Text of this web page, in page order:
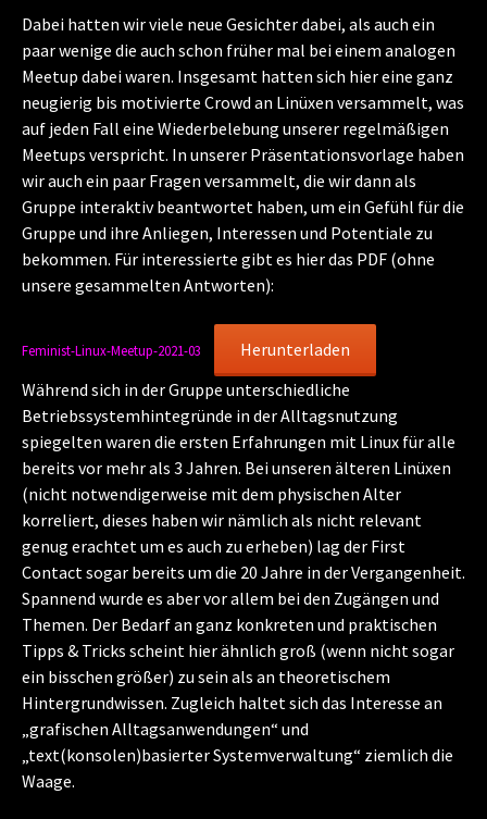
Dabei hatten wir viele neue Gesichter dabei, als auch ein
paar wenige die auch schon früher mal bei einem analogen
Meetup dabei waren. Insgesamt hatten sich hier eine ganz
neugierig bis motivierte Crowd an Linüxen versammelt, was
auf jeden Fall eine Wiederbelebung unserer regelmäßigen
Meetups verspricht. In unserer Präsentationsvorlage haben
wir auch ein paar Fragen versammelt, die wir dann als
Gruppe interaktiv beantwortet haben, um ein Gefühl für die
Gruppe und ihre Anliegen, Interessen und Potentiale zu
bekommen. Für interessierte gibt es hier das PDF (ohne
unsere gesammelten Antworten):
Feminist-Linux-Meetup-2021-03
Herunterladen
Während sich in der Gruppe unterschiedliche
Betriebssystemhintegründe in der Alltagsnutzung
spiegelten waren die ersten Erfahrungen mit Linux für alle
bereits vor mehr als 3 Jahren. Bei unseren älteren Linüxen
(nicht notwendigerweise mit dem physischen Alter
korreliert, dieses haben wir nämlich als nicht relevant
genug erachtet um es auch zu erheben) lag der First
Contact sogar bereits um die 20 Jahre in der Vergangenheit.
Spannend wurde es aber vor allem bei den Zugängen und
Themen. Der Bedarf an ganz konkreten und praktischen
Tipps & Tricks scheint hier ähnlich groß (wenn nicht sogar
ein bisschen größer) zu sein als an theoretischem
Hintergrundwissen. Zugleich haltet sich das Interesse an
„grafischen Alltagsanwendungen“ und
„text(konsolen)basierter Systemverwaltung“ ziemlich die
Waage.